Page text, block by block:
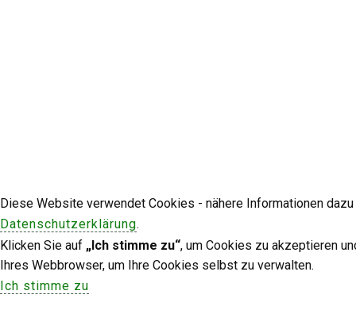
Diese Website verwendet Cookies - nähere Informationen
Datenschutzerklärung.
Klicken Sie auf „Ich stimme zu“, um Cookies zu akzeptieren
Ihres Webbrowser, um Ihre Cookies selbst zu verwalten.
Ich stimme zu